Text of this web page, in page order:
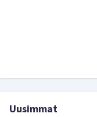
Uusimmat